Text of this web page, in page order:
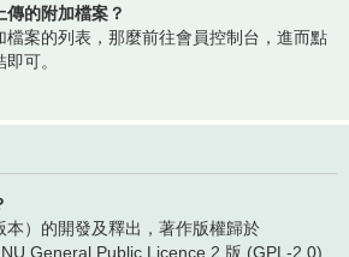
的附加檔案？
案的列表，那麼前往會員控制台，進而點
可。
）的開發及釋出，著作版權歸於
General Public Licence 2 版 (GPL-2.0)